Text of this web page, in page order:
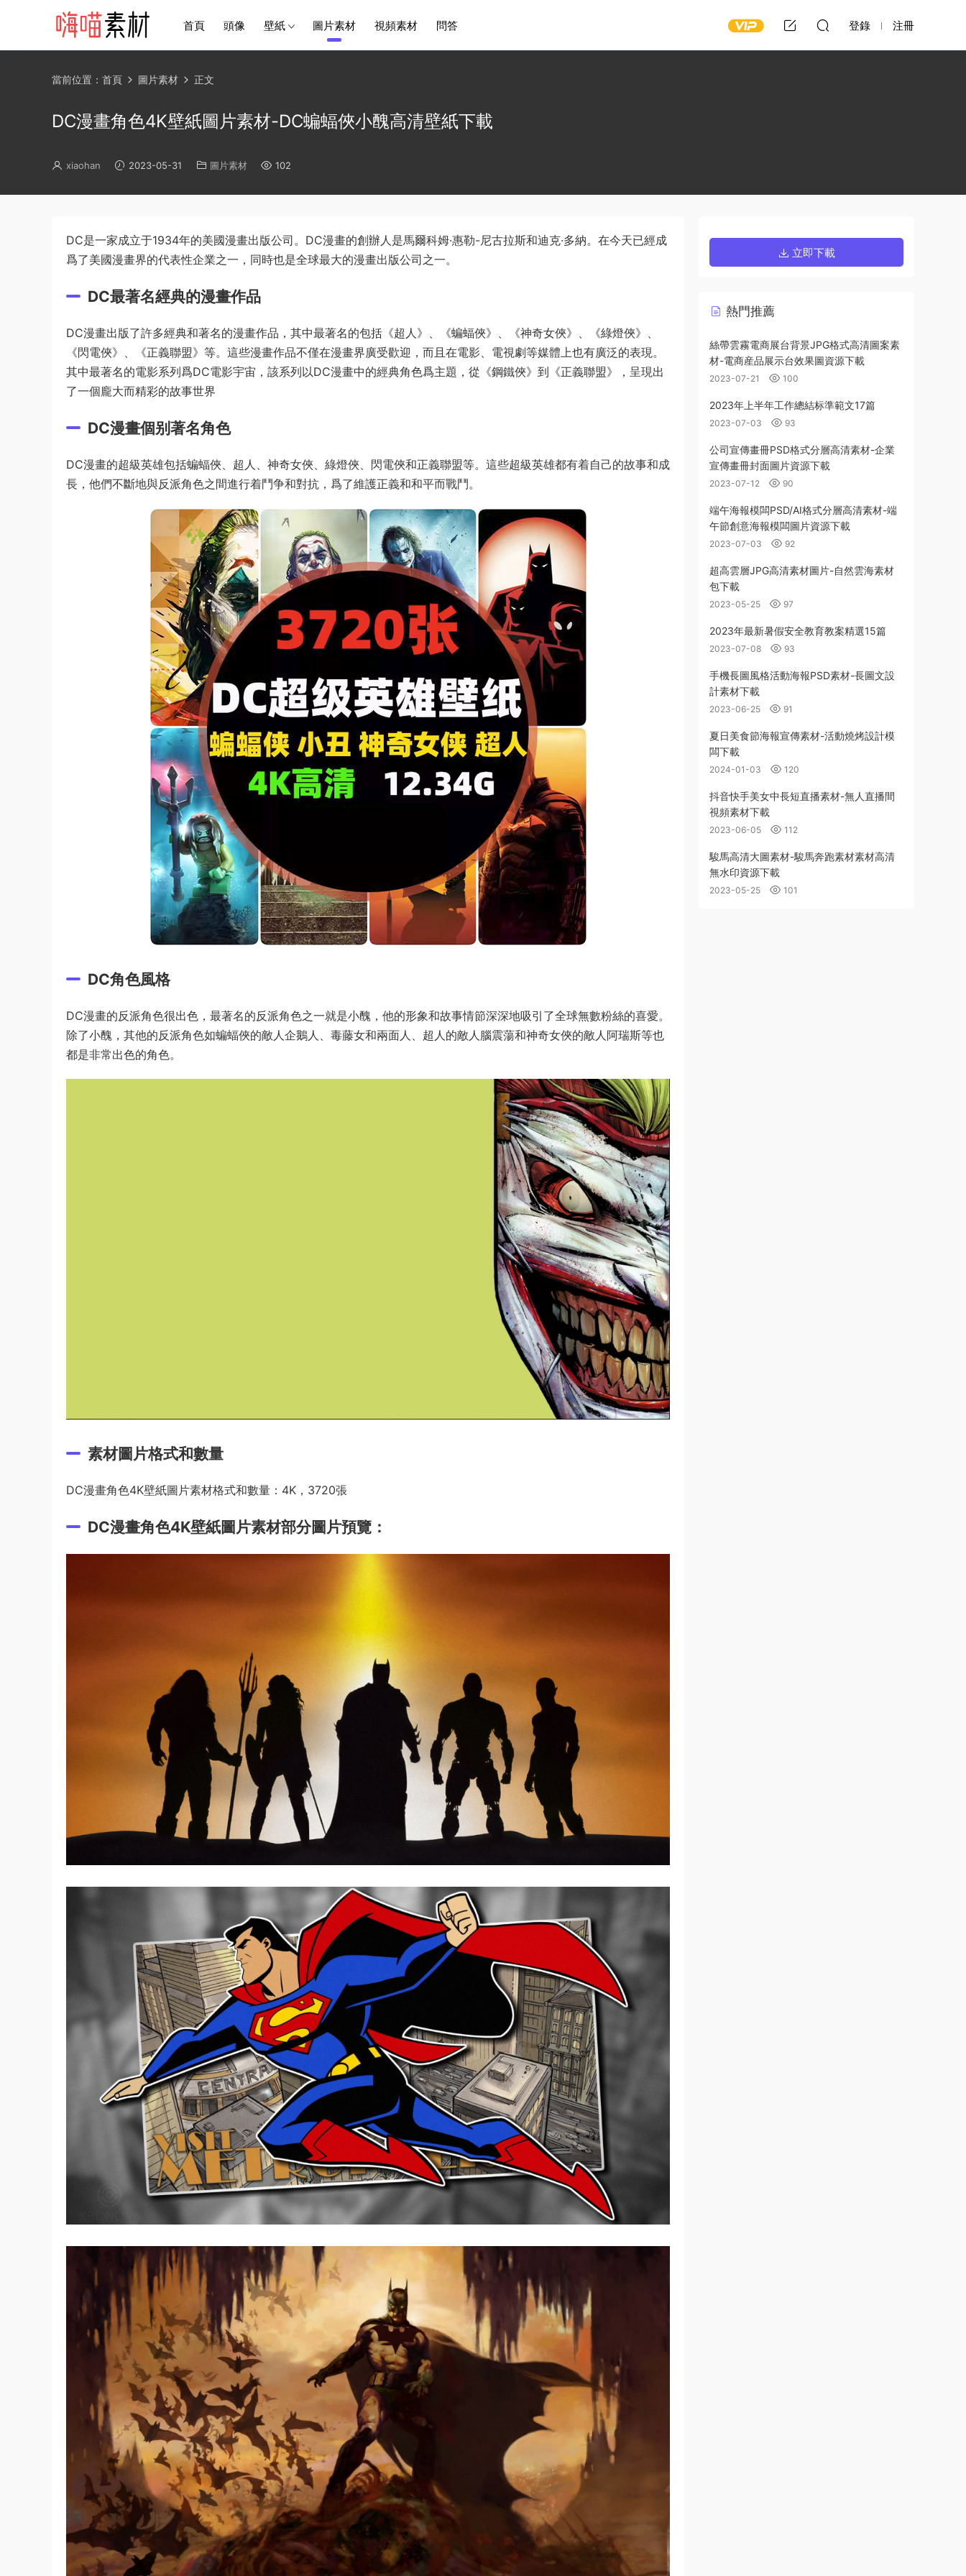
首頁 頭像 壁紙 圖片素材 視頻素材 問答 登錄 注冊
當前位置： 首頁 圖片素材 正文
DC漫畫角色4K壁紙圖片素材-DC蝙蝠俠小醜高清壁紙下載
xiaohan 2023-05-31 圖片素材 102
DC是一家成立于1934年的美國漫畫出版公司。DC漫畫的創辦人是馬爾科姆·惠勒-尼古拉斯和迪克·多納。在今天已經成
爲了美國漫畫界的代表性企業之一，同時也是全球最大的漫畫出版公司之一。
DC最著名經典的漫畫作品
DC漫畫出版了許多經典和著名的漫畫作品，其中最著名的包括《超人》、《蝙蝠俠》、《神奇女俠》、《綠燈俠》、
《閃電俠》、《正義聯盟》等。這些漫畫作品不僅在漫畫界廣受歡迎，而且在電影、電視劇等媒體上也有廣泛的表現。
其中最著名的電影系列爲DC電影宇宙，該系列以DC漫畫中的經典角色爲主題，從《鋼鐵俠》到《正義聯盟》，呈現出
了一個龐大而精彩的故事世界
DC漫畫個别著名角色
DC漫畫的超級英雄包括蝙蝠俠、超人、神奇女俠、綠燈俠、閃電俠和正義聯盟等。這些超級英雄都有着自己的故事和成
長，他們不斷地與反派角色之間進行着鬥争和對抗，爲了維護正義和和平而戰鬥。
DC角色風格
DC漫畫的反派角色很出色，最著名的反派角色之一就是小醜，他的形象和故事情節深深地吸引了全球無數粉絲的喜愛。
除了小醜，其他的反派角色如蝙蝠俠的敵人企鵝人、毒藤女和兩面人、超人的敵人腦震蕩和神奇女俠的敵人阿瑞斯等也
都是非常出色的角色。
素材圖片格式和數量
DC漫畫角色4K壁紙圖片素材格式和數量：4K，3720張
DC漫畫角色4K壁紙圖片素材部分圖片預覽：
立即下載
熱門推薦
絲帶雲霧電商展台背景JPG格式高清圖案素
材-電商産品展示台效果圖資源下載
2023-07-21 100
2023年上半年工作總結标準範文17篇
2023-07-03 93
公司宣傳畫冊PSD格式分層高清素材-企業
宣傳畫冊封面圖片資源下載
2023-07-12 90
端午海報模闆PSD/AI格式分層高清素材-端
午節創意海報模闆圖片資源下載
2023-07-03 92
超高雲層JPG高清素材圖片-自然雲海素材
包下載
2023-05-25 97
2023年最新暑假安全教育教案精選15篇
2023-07-08 93
手機長圖風格活動海報PSD素材-長圖文設
計素材下載
2023-06-25 91
夏日美食節海報宣傳素材-活動燒烤設計模
闆下載
2024-01-03 120
抖音快手美女中長短直播素材-無人直播間
視頻素材下載
2023-06-05 112
駿馬高清大圖素材-駿馬奔跑素材素材高清
無水印資源下載
2023-05-25 101